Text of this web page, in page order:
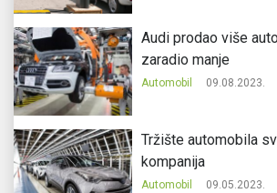
Audi prodao više
zaradio manje
Automobil 09.08.2023.
Tržište automobila
kompanija
Automobil 09.05.2023.